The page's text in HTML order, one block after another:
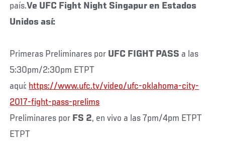
país.Ve UFC Fight Night Singapur en Estados
Unidos así:
Primeras Preliminares por UFC FIGHT PASS a las
5:30pm/2:30pm ETPT
aquí: https://www.ufc.tv/video/ufc-oklahoma-city-
2017-fight-pass-prelims
Preliminares por FS 2, en vivo a las 7pm/4pm ETPT
ETPT